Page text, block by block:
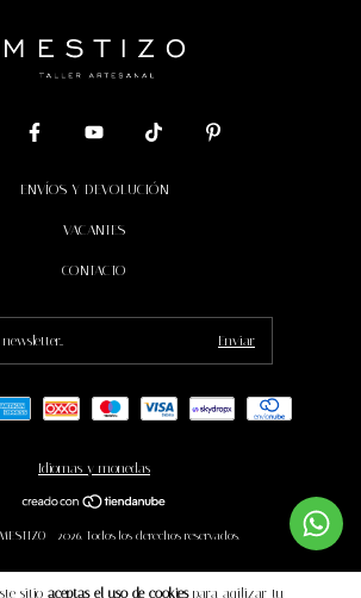
sitio aceptas el uso de cookiespara agilizar tu
ENVÍOS Y DEVOLUCIÓN
VACANTES
CONTACTO
Idiomas y monedas
- 2026. Todos los derechos reservados.